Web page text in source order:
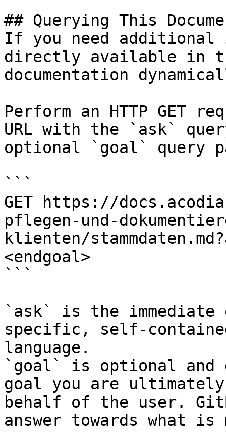
## Querying This
If you need
directly available in
documentation
Perform an HTTP GET
URL with the `ask`
optional `goal` query
```
GET https://
pflegen-und-
klienten/
<endgoal>
```
`ask` is the
specific, self-
language.
`goal` is optional and
goal you are
behalf of the user.
answer towards what